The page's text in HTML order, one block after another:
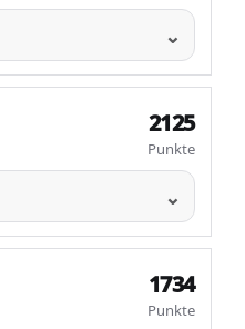
2125
Punkte
1734
Punkte